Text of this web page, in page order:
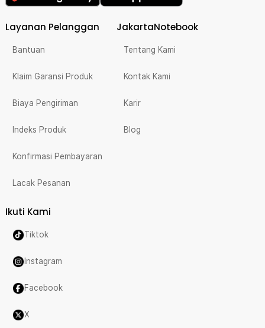
Layanan Pelanggan
Bantuan
Klaim Garansi Produk
Biaya Pengiriman
Indeks Produk
Konfirmasi Pembayaran
Lacak Pesanan
JakartaNotebook
Tentang Kami
Kontak Kami
Karir
Blog
Ikuti Kami
Tiktok
Instagram
Facebook
X